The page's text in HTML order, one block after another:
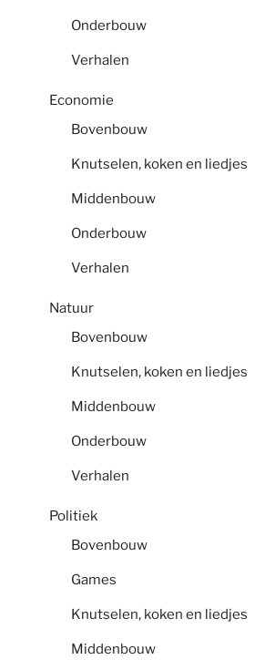
Onderbouw
Verhalen
Economie
Bovenbouw
Knutselen, koken en liedjes
Middenbouw
Onderbouw
Verhalen
Natuur
Bovenbouw
Knutselen, koken en liedjes
Middenbouw
Onderbouw
Verhalen
Politiek
Bovenbouw
Games
Knutselen, koken en liedjes
Middenbouw